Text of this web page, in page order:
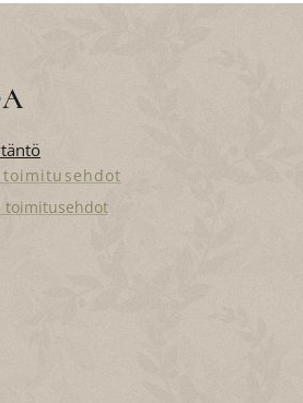
toimitusehdot